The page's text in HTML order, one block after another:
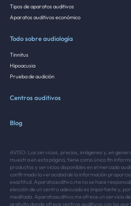
Tipos de aparatos auditivos
Aparatos auditivos económico
Todo sobre audiología
Tinnitus
Hipoacusia
Prueba de audición
Centros auditivos
Blog
AVISO: Los servicios, precios, imágenes y, en
muestra en esta página, tiene como único fin
productos y servicios disponibles en el mercado
confirmado la veracidad de la información
exactitud. Aparatoauditivo.mx no se hace
elección de un centro adecuado es importante y,
meditada. Aparatoauditivo.mx ofrece un servicio
gratuito donde ofrece centros auditivos con los que